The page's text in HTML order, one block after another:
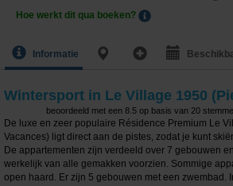
Hoe werkt dit qua boeken?
Informatie
Wintersport in Le Village 1950
beoordeeld met een 8.5 op basis van 20
De luxe en zeer populaire Résidence Premium Le
Vacances) ligt direct aan de pistes, zodat je kunt
De appartementen zijn verdeeld over 7 gebouwen
werkelijk van alle gemakken voorzien. Sommige
open haard. Er zijn 5 gebouwen met een zwembad.